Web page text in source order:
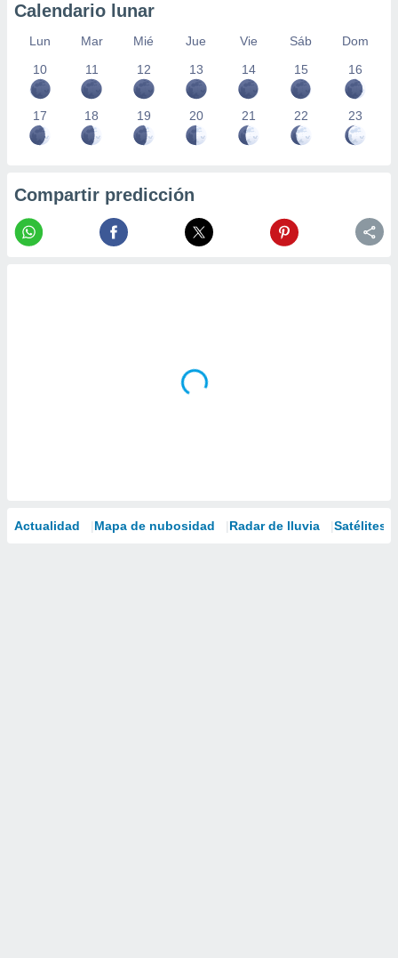
Calendario lunar
Lun Mar Mié Jue Vie Sáb
Dom
10
11 12 13 14 15 16
17 18 19 20 21 22 23
Compartir predicción
Actualidad Mapa de nubosidad Radar de lluvia Satélites